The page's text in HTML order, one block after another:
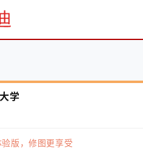
学
版，修图更享受